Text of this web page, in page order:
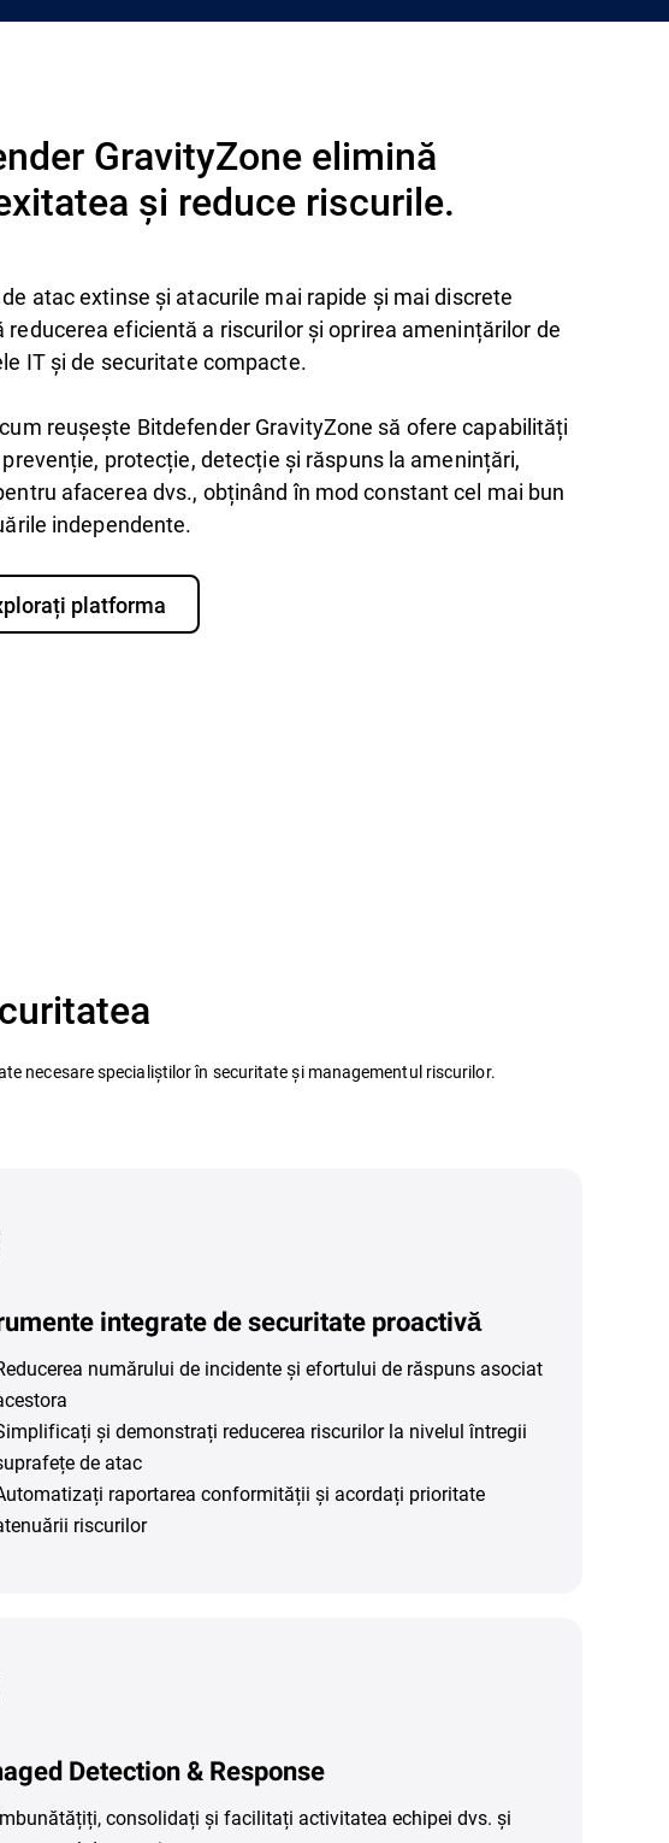
GravityZone elimină
și reduce riscurile.
atac extinse și atacurile mai rapide și mai discrete
reducerea eficientă a riscurilor și oprirea amenințărilor de
IT și de securitate compacte.
reușește Bitdefender GravityZone să ofere capabilități
protecție, detecție și răspuns la amenințări,
afacerea dvs., obținând în mod constant cel mai bun
independente.
platforma
necesare specialiștilor în securitate și managementul riscurilor.
integrate de securitate proactivă
numărului de incidente și efortului de răspuns asociat
și demonstrați reducerea riscurilor la nivelul întregii
de atac
raportarea conformității și acordați prioritate
riscurilor
Detection & Response
consolidați și facilitați activitatea echipei dvs. și